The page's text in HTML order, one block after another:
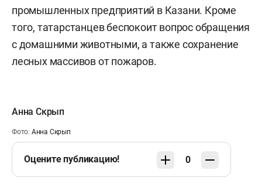
промышленных предприятий в Казани. Кроме
того, татарстанцев беспокоит вопрос обращения
с домашними животными, а также сохранение
лесных массивов от пожаров.
Анна Скрып
Фото: Анна Скрып
Оцените публикацию! 0